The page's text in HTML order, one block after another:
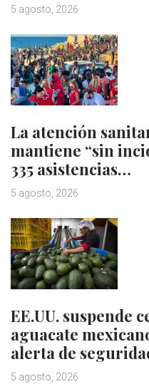
5 agosto, 2026
La atención
mantiene “sin
335 asistencias…
5 agosto, 2026
EE.UU. suspende
aguacate
alerta de
5 agosto, 2026